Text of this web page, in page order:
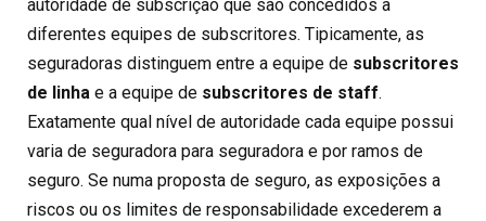
autoridade de subscrição que são concedidos a
diferentes equipes de subscritores. Tipicamente, as
seguradoras distinguem entre a equipe de subscritores
de linha e a equipe de subscritores de staff.
Exatamente qual nível de autoridade cada equipe possui
varia de seguradora para seguradora e por ramos de
seguro. Se numa proposta de seguro, as exposições a
riscos ou os limites de responsabilidade excederem a